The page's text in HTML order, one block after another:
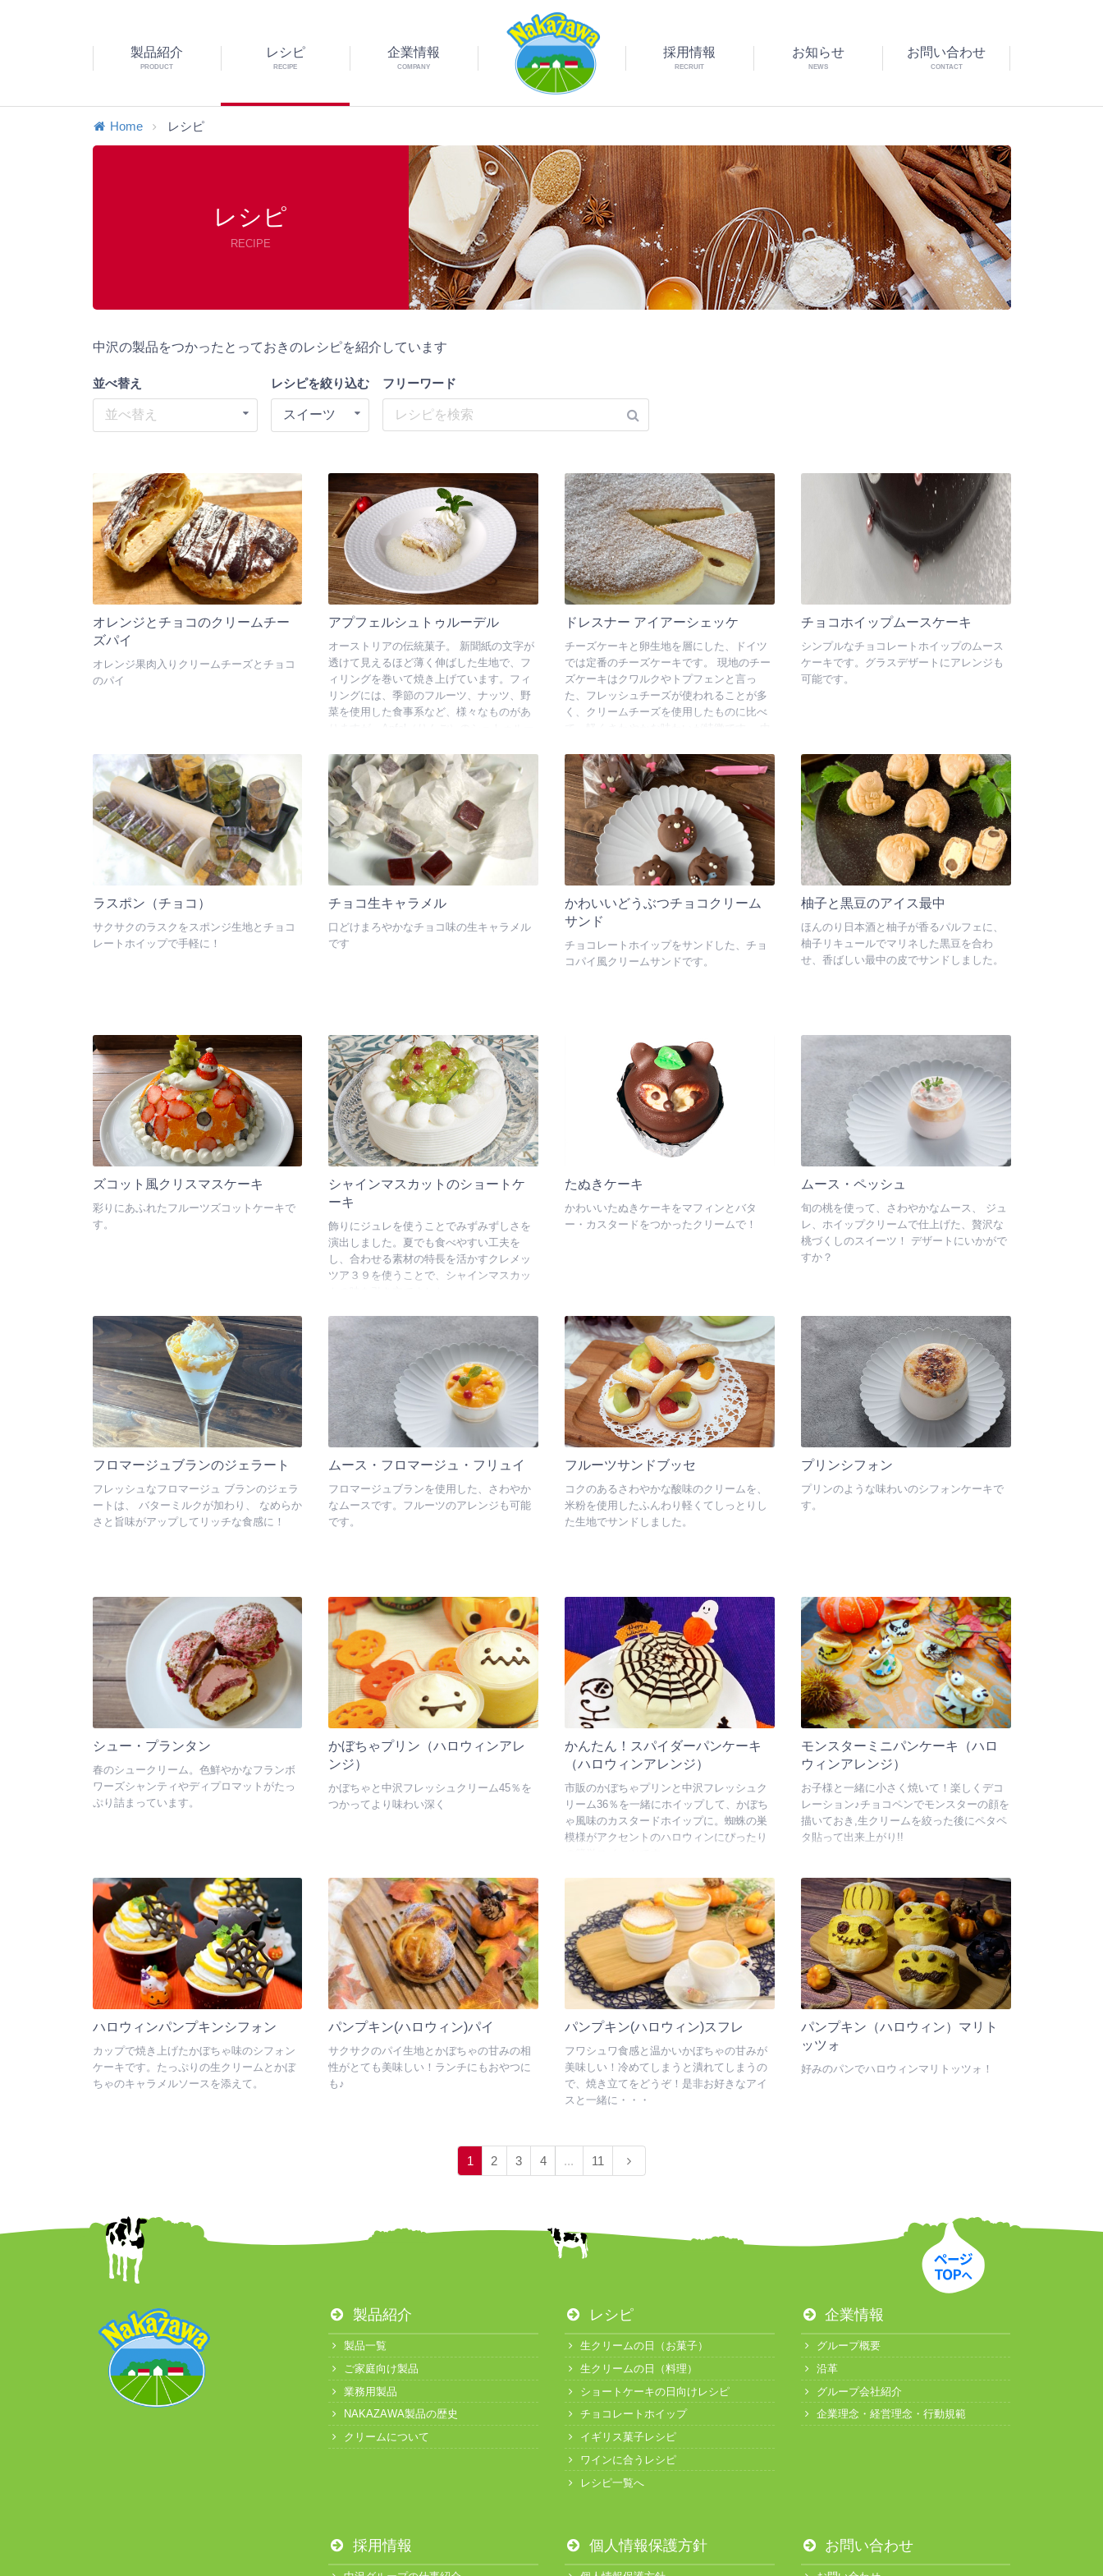
製品紹介
PRODUCT
レシピ
RECIPE
企業情報
COMPANY
採用情報
RECRUIT
お知らせ
NEWS
お問い合わせ
CONTACT
Home レシピ
レシピ
RECIPE
中沢の製品をつかったとっておきのレシピを紹介しています
並べ替え
並べ替え
レシピを絞り込む
スイーツ
フリーワード
オレンジとチョコのクリームチー
ズパイ
オレンジ果肉入りクリームチーズとチョコ
のパイ
アプフェルシュトゥルーデル
オーストリアの伝統菓子。 新聞紙の文字が
透けて見えるほど薄く伸ばした生地で、フ
ィリングを巻いて焼き上げています。フィ
リングには、季節のフルーツ、ナッツ、野
菜を使用した食事系など、様々なものがあ
りますが、Apfel（りんご）のシュトゥルー
リームやバニラソース、バニラアイスを添
えてお召し上がりください。
ドレスナー アイアーシェッケ
チーズケーキと卵生地を層にした、ドイツ
では定番のチーズケーキです。 現地のチー
ズケーキはクワルクやトプフェンと言っ
た、フレッシュチーズが使われることが多
く、クリームチーズを使用したものに比べ
ワルクやトプフェンに近い味わいと状態が
得られ、現地の物に近いものが再現できま
す。
チョコホイップムースケーキ
シンプルなチョコレートホイップのムース
ケーキです。グラスデザートにアレンジも
可能です。
ラスポン（チョコ）
サクサクのラスクをスポンジ生地とチョコ
レートホイップで手軽に！
チョコ生キャラメル
口どけまろやかなチョコ味の生キャラメル
です
かわいいどうぶつチョコクリーム
サンド
チョコレートホイップをサンドした、チョ
コパイ風クリームサンドです。
柚子と黒豆のアイス最中
ほんのり日本酒と柚子が香るパルフェに、
柚子リキュールでマリネした黒豆を合わ
せ、香ばしい最中の皮でサンドしました。
ズコット風クリスマスケーキ
彩りにあふれたフルーツズコットケーキで
す。
シャインマスカットのショートケ
ーキ
飾りにジュレを使うことでみずみずしさを
演出しました。夏でも食べやすい工夫を
し、合わせる素材の特長を活かすクレメッ
ツア３９を使うことで、シャインマスカッ
たぬきケーキ
かわいいたぬきケーキをマフィンとバタ
ー・カスタードをつかったクリームで！
ムース・ペッシュ
旬の桃を使って、さわやかなムース、 ジュ
レ、ホイップクリームで仕上げた、贅沢な
桃づくしのスイーツ！ デザートにいかがで
すか？
フロマージュブランのジェラート
フレッシュなフロマージュ ブランのジェラ
ートは、 バターミルクが加わり、 なめらか
さと旨味がアップしてリッチな食感に！
ムース・フロマージュ・フリュイ
フロマージュブランを使用した、さわやか
なムースです。フルーツのアレンジも可能
です。
フルーツサンドブッセ
コクのあるさわやかな酸味のクリームを、
米粉を使用したふんわり軽くてしっとりし
た生地でサンドしました。
プリンシフォン
プリンのような味わいのシフォンケーキで
す。
シュー・プランタン
春のシュークリーム。色鮮やかなフランボ
ワーズシャンティやディプロマットがたっ
ぷり詰まっています。
かぼちゃプリン（ハロウィンアレ
ンジ）
かぼちゃと中沢フレッシュクリーム45％を
つかってより味わい深く
かんたん！スパイダーパンケーキ
（ハロウィンアレンジ）
市販のかぼちゃプリンと中沢フレッシュク
リーム36％を一緒にホイップして、かぼち
ゃ風味のカスタードホイップに。蜘蛛の巣
模様がアクセントのハロウィンにぴったり
モンスターミニパンケーキ（ハロ
ウィンアレンジ）
お子様と一緒に小さく焼いて！楽しくデコ
レーション♪チョコペンでモンスターの顔を
描いておき,生クリームを絞った後にペタペ
タ貼って出来上がり!!
ハロウィンパンプキンシフォン
カップで焼き上げたかぼちゃ味のシフォン
ケーキです。たっぷりの生クリームとかぼ
ちゃのキャラメルソースを添えて。
パンプキン(ハロウィン)パイ
サクサクのパイ生地とかぼちゃの甘みの相
性がとても美味しい！ランチにもおやつに
も♪
パンプキン(ハロウィン)スフレ
フワシュワ食感と温かいかぼちゃの甘みが
美味しい！冷めてしまうと潰れてしまうの
で、焼き立てをどうぞ！是非お好きなアイ
スと一緒に・・・
パンプキン（ハロウィン）マリト
ッツォ
好みのパンでハロウィンマリトッツォ！
1 2 3 4 ... 11
製品紹介
製品一覧
ご家庭向け製品
業務用製品
NAKAZAWA製品の歴史
クリームについて
レシピ
生クリームの日（お菓子）
生クリームの日（料理）
ショートケーキの日向けレシピ
チョコレートホイップ
イギリス菓子レシピ
ワインに合うレシピ
レシピ一覧へ
企業情報
グループ概要
沿革
グループ会社紹介
企業理念・経営理念・行動規範
採用情報 個人情報保護方針 お問い合わせ